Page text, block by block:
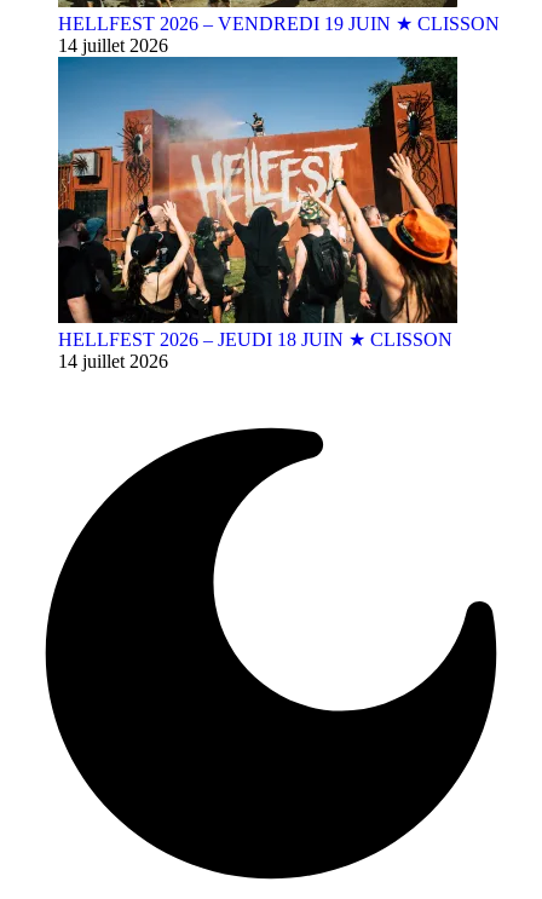
HELLFEST 2026 – VENDREDI 19 JUIN ★ CLISSON
14 juillet 2026
HELLFEST 2026 – JEUDI 18 JUIN ★ CLISSON
14 juillet 2026